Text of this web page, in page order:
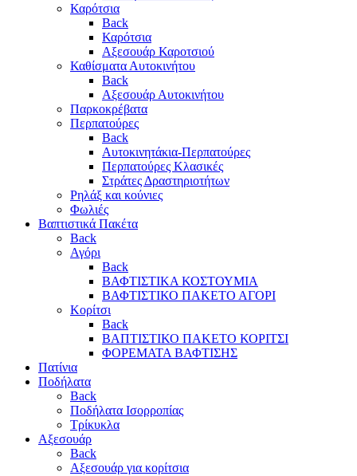
Καρότσια
Back
Καρότσια
Αξεσουάρ Καροτσιού
Καθίσματα Αυτοκινήτου
Back
Αξεσουάρ Αυτοκινήτου
Παρκοκρέβατα
Περπατούρες
Back
Αυτοκινητάκια-Περπατούρες
Περπατούρες Κλασικές
Στράτες Δραστηριοτήτων
Ρηλάξ και κούνιες
Φωλιές
Βαπτιστικά Πακέτα
Back
Αγόρι
Back
ΒΑΦΤΙΣΤΙΚΑ ΚΟΣΤΟΥΜΙΑ
ΒΑΦΤΙΣΤΙΚΟ ΠΑΚΕΤΟ ΑΓΟΡΙ
Κορίτσι
Back
ΒΑΠΤΙΣΤΙΚΟ ΠΑΚΕΤΟ ΚΟΡΙΤΣΙ
ΦΟΡΕΜΑΤΑ ΒΑΦΤΙΣΗΣ
Πατίνια
Ποδήλατα
Back
Ποδήλατα Ισορροπίας
Τρίκυκλα
Αξεσουάρ
Back
Αξεσουάρ για κορίτσια